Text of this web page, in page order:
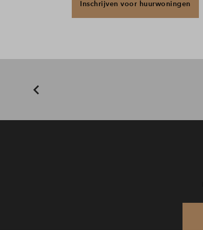
Inschrijven voor huurwoningen